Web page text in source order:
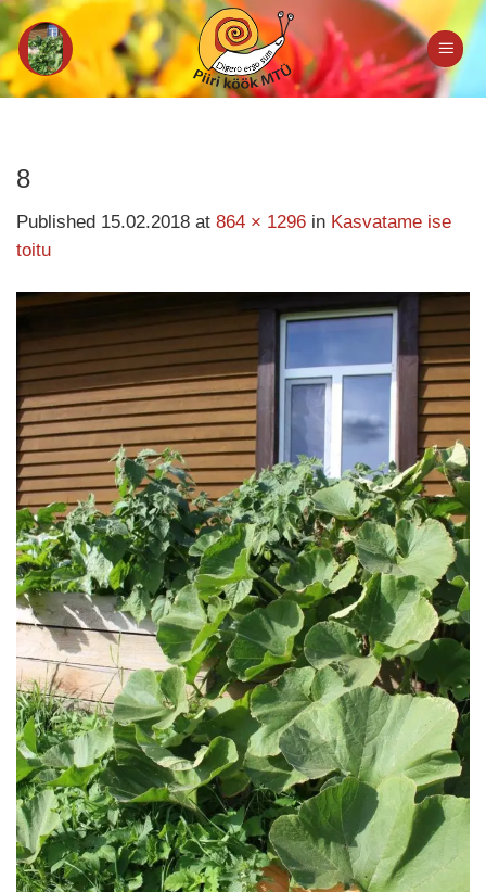
Skip
to
content
8
Published 15.02.2018 at 864 × 1296 in Kasvatame ise
toitu